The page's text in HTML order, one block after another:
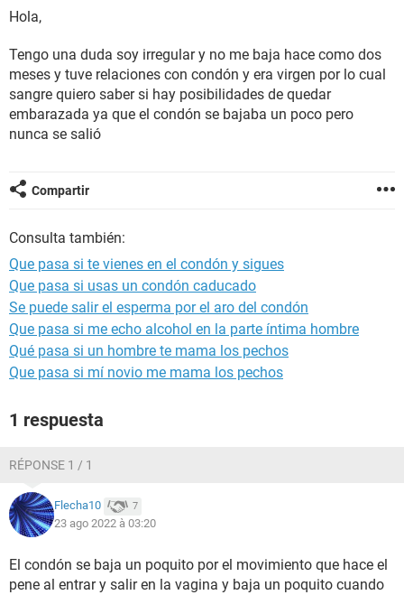
BIENESTAR
SEXUALIDAD
GLOSARIO
Hola,
Tengo una duda soy irregular y no me baja hace como dos
meses y tuve relaciones con condón y era virgen por lo cual
sangre quiero saber si hay posibilidades de quedar
embarazada ya que el condón se bajaba un poco pero
nunca se salió
Compartir
Consulta también:
Que pasa si te vienes en el condón y sigues
Que pasa si usas un condón caducado
Se puede salir el esperma por el aro del condón
Que pasa si me echo alcohol en la parte íntima hombre
Qué pasa si un hombre te mama los pechos
Que pasa si mí novio me mama los pechos
1 respuesta
RÉPONSE 1 / 1
Flecha10 7
23 ago 2022 à 03:20
El condón se baja un poquito por el movimiento que hace el
pene al entrar y salir en la vagina y baja un poquito cuando